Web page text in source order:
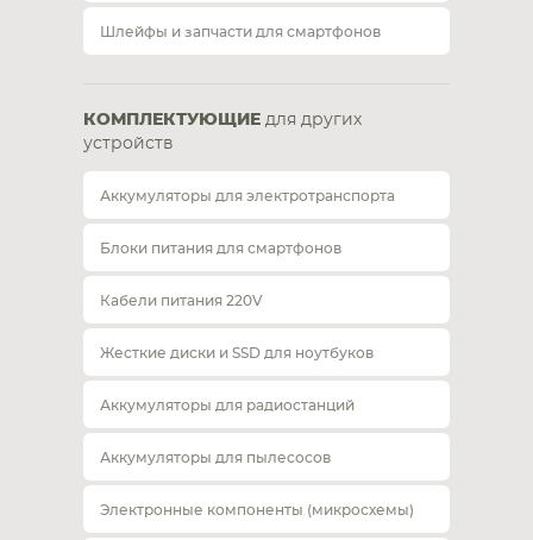
Шлейфы и запчасти для смартфонов
КОМПЛЕКТУЮЩИЕ для других
устройств
Аккумуляторы для электротранспорта
Блоки питания для смартфонов
Кабели питания 220V
Жесткие диски и SSD для ноутбуков
Аккумуляторы для радиостанций
Аккумуляторы для пылесосов
Электронные компоненты (микросхемы)